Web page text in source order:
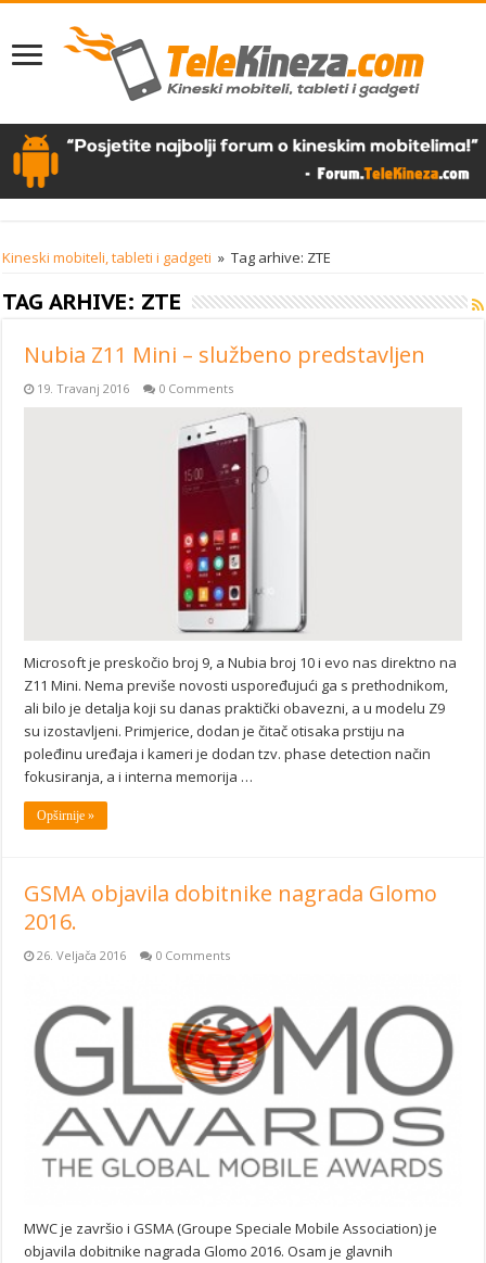
Kineski mobiteli, tableti i gadgeti » Tag arhive: ZTE
TAG ARHIVE: ZTE
Nubia Z11 Mini – službeno predstavljen
19. Travanj 2016 0 Comments
Microsoft je preskočio broj 9, a Nubia broj 10 i evo nas direktno na
Z11 Mini. Nema previše novosti uspoređujući ga s prethodnikom,
ali bilo je detalja koji su danas praktički obavezni, a u modelu Z9
su izostavljeni. Primjerice, dodan je čitač otisaka prstiju na
poleđinu uređaja i kameri je dodan tzv. phase detection način
fokusiranja, a i interna memorija …
Opširnije »
GSMA objavila dobitnike nagrada Glomo
2016.
26. Veljača 2016 0 Comments
MWC je završio i GSMA (Groupe Speciale Mobile Association) je
objavila dobitnike nagrada Glomo 2016. Osam je glavnih